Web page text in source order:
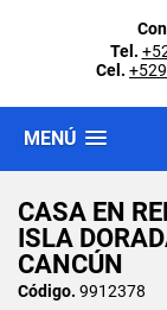
Tel.
Cel.
MENÚ
CASA EN
ISLA
CANCÚN
Código. 9912378